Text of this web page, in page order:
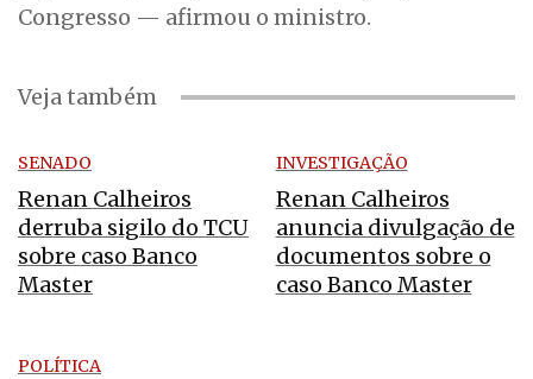
Congresso — afirmou o ministro.
Veja também
SENADO
Renan Calheiros
derruba sigilo do TCU
sobre caso Banco
Master
INVESTIGAÇÃO
Renan Calheiros
anuncia divulgação de
documentos sobre o
caso Banco Master
POLÍTICA